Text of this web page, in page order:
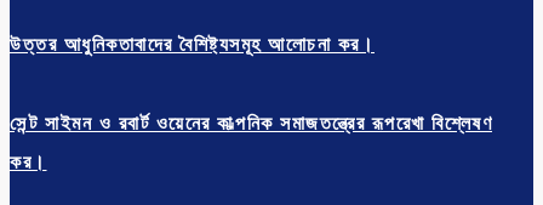
উত্তর আধুনিকতাবাদের বৈশিষ্ট্যসমূহ আলোচনা কর।
সেন্ট সাইমন ও রবার্ট ওয়েনের কাল্পনিক সমাজতন্ত্রের রূপরেখা বিশ্লেষণ
কর।